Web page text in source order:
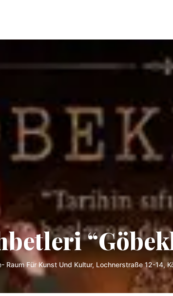
Raum Für Kunst Und Kultur, Lochnerstraße 12-14,